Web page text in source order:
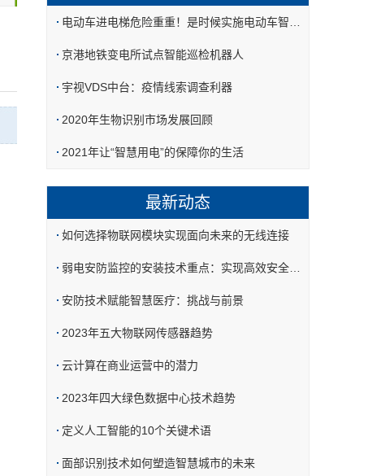
京港地铁变电所试点智能巡检机器人
宇视VDS中台：疫情线索调查利器
2020年生物识别市场发展回顾
2021年让“智慧用电”的保障你的生活
最新动态
如何选择物联网模块实现面向未来的无线连接
安防技术赋能智慧医疗：挑战与前景
2023年五大物联网传感器趋势
云计算在商业运营中的潜力
2023年四大绿色数据中心技术趋势
定义人工智能的10个关键术语
面部识别技术如何塑造智慧城市的未来